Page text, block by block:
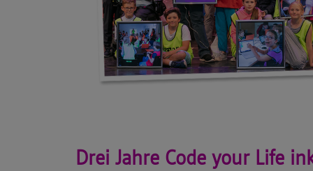
Drei Jahre Code your Life